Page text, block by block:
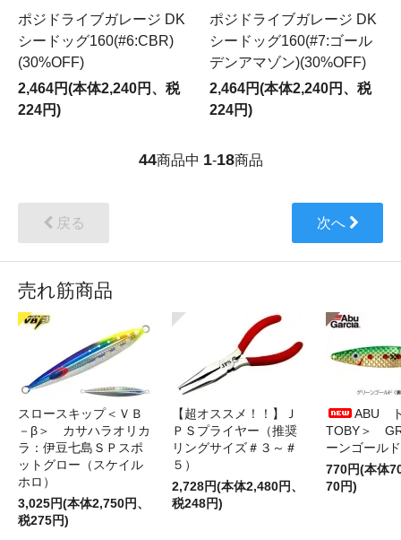
ポジドライブガレージ DK
シードッグ160(#6:CBR)
(30%OFF)
2,464円(本体2,240円、税
224円)
ポジドライブガレージ DK
シードッグ160(#7:ゴール
デンアマゾン)(30%OFF)
2,464円(本体2,240円、税
224円)
44商品中 1-18商品
戻る 次へ
売れ筋商品
スロースキップ＜ＶＢ
－β＞ カサハラオリカ
ラ：伊豆七島ＳＰスポ
ットグロー（スケイル
ホロ）
3,025円(本体2,750円、
税275円)
【超オススメ！！】Ｊ
ＰＳプライヤー（推奨
リングサイズ＃３～＃
５）
2,728円(本体2,480円、
税248円)
ABU
TOBY＞
ーンゴールド
770円(本体
70円)